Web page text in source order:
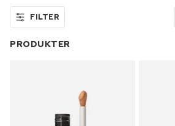
FILTER
PRODUKTER